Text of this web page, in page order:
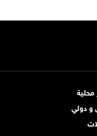
محلية
و دولي